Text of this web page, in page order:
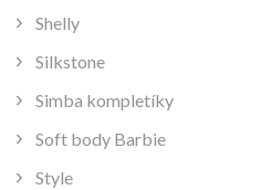
Shelly
Silkstone
Simba kompletíky
Soft body Barbie
Style